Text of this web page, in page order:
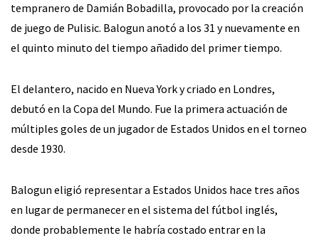
tempranero de Damián Bobadilla, provocado por la creación
de juego de Pulisic. Balogun anotó a los 31 y nuevamente en
el quinto minuto del tiempo añadido del primer tiempo.
El delantero, nacido en Nueva York y criado en Londres,
debutó en la Copa del Mundo. Fue la primera actuación de
múltiples goles de un jugador de Estados Unidos en el torneo
desde 1930.
Balogun eligió representar a Estados Unidos hace tres años
en lugar de permanecer en el sistema del fútbol inglés,
donde probablemente le habría costado entrar en la